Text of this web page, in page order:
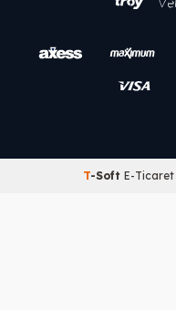
T-Soft E-Ticaret